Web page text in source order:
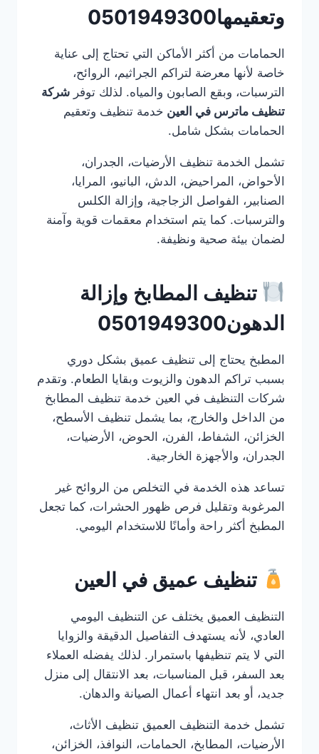
وتعقيمها0501949300
الحمامات من أكثر الأماكن التي تحتاج إلى عناية
خاصة لأنها معرضة لتراكم الجراثيم، الروائح،
الترسبات، وبقع الصابون والمياه. لذلك توفر شركة
تنظيف ماترس في العين خدمة تنظيف وتعقيم
الحمامات بشكل شامل.
تشمل الخدمة تنظيف الأرضيات، الجدران،
الأحواض، المراحيض، الدش، البانيو، المرايا،
الصنابير، الفواصل الزجاجية، وإزالة الكلس
والترسبات. كما يتم استخدام معقمات قوية وآمنة
لضمان بيئة صحية ونظيفة.
تنظيف المطابخ وإزالة
الدهون0501949300
المطبخ يحتاج إلى تنظيف عميق بشكل دوري
بسبب تراكم الدهون والزيوت وبقايا الطعام. وتقدم
شركات التنظيف في العين خدمة تنظيف المطابخ
من الداخل والخارج، بما يشمل تنظيف الأسطح،
الخزائن، الشفاط، الفرن، الحوض، الأرضيات،
الجدران، والأجهزة الخارجية.
تساعد هذه الخدمة في التخلص من الروائح غير
المرغوبة وتقليل فرص ظهور الحشرات، كما تجعل
المطبخ أكثر راحة وأمانًا للاستخدام اليومي.
تنظيف عميق في العين
التنظيف العميق يختلف عن التنظيف اليومي
العادي، لأنه يستهدف التفاصيل الدقيقة والزوايا
التي لا يتم تنظيفها باستمرار. لذلك يفضله العملاء
بعد السفر، قبل المناسبات، بعد الانتقال إلى منزل
جديد، أو بعد انتهاء أعمال الصيانة والدهان.
تشمل خدمة التنظيف العميق تنظيف الأثاث،
الأرضيات، المطابخ، الحمامات، النوافذ، الخزائن،